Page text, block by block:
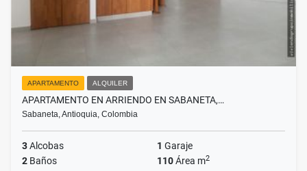
APARTAMENTO ALQUILER
APARTAMENTO EN ARRIENDO EN SABANETA,…
Sabaneta, Antioquia, Colombia
3Alcobas 1 Garaje
2 Baños 110Área m2